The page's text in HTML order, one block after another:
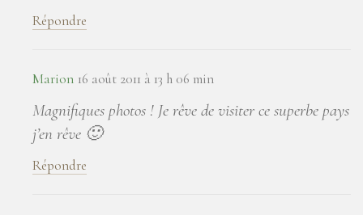
Répondre
Marion 16 août 2011 à 13 h 06 min
Magnifiques photos ! Je rêve de visiter ce superbe pays
j’en rêve 🙂
Répondre